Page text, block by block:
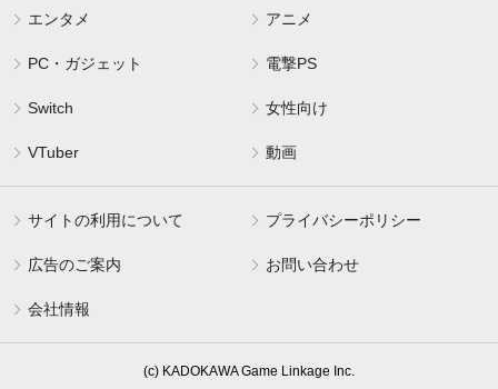
エンタメ アニメ
PC・ガジェット 電撃PS
Switch 女性向け
VTuber 動画
サイトの利用について プライバシーポリシー
広告のご案内 お問い合わせ
会社情報
(c) KADOKAWA Game Linkage Inc.